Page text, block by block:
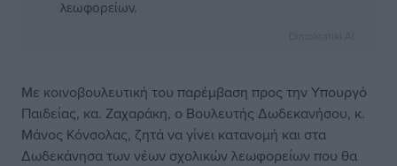
λεωφορείων.
Με κοινοβουλευτική του παρέμβαση προς την Υπουργό
Παιδείας, κα. Ζαχαράκη, ο Βουλευτής Δωδεκανήσου, κ.
Μάνος Κόνσολας, ζητά να γίνει κατανομή και στα
Δωδεκάνησα των νέων σχολικών λεωφορείων που θα